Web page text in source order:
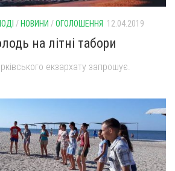
/НОВИНИ /ОГОЛОШЕННЯ 12.04.2019
на літні табори
екзархату запрошує.